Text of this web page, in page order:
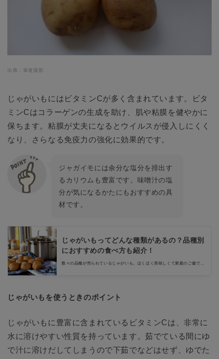
出典：筆者撮影
じゃがいもにはビタミンCが多く含まれています。ビタ
ミンCはコラーゲンの生成を助け、肌や粘膜を健やかに
保ちます。粘膜が丈夫になるとウイルスが侵入しにくく
なり、さらなる免疫力の強化に効果的です。
ジャガイモには余分な塩分を排出す
るカリウムも豊富です。味噌汁の塩
分が気になるかたにもおすすめの具
材です。
じゃがいもってどんな種類があるの？品種別
におすすめの食べ方も紹介！
数々の品種が売られているじゃがいも。ほくほく美味しくて家庭のご飯でも
じゃがいもを使うときのポイント
じゃがいもに豊富に含まれているビタミンCは、非常に
水に溶けやすい性質を持っています。茹でている間にゆ
で汁に溶けだしてしまうので下茹でなどはせず、ゆでた